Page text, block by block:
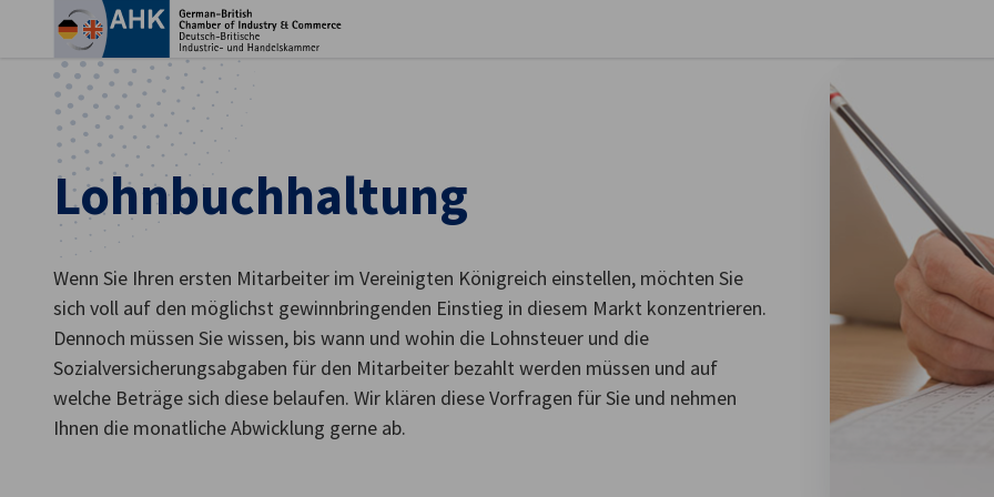
German
Lohnbuchhaltung
Wenn Sie Ihren ersten Mitarbeiter im Vereinigten Königreich einstellen, möchten Sie
sich voll auf den möglichst gewinnbringenden Einstieg in diesem Markt konzentrieren.
Dennoch müssen Sie wissen, bis wann und wohin die Lohnsteuer und die
Sozialversicherungsabgaben für den Mitarbeiter bezahlt werden müssen und auf
welche Beträge sich diese belaufen. Wir klären diese Vorfragen für Sie und nehmen
Ihnen die monatliche Abwicklung gerne ab.